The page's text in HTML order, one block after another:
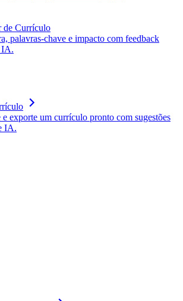
de Currículo
palavras-chave e impacto com feedback
IA.
e exporte um currículo pronto com sugestões
IA.